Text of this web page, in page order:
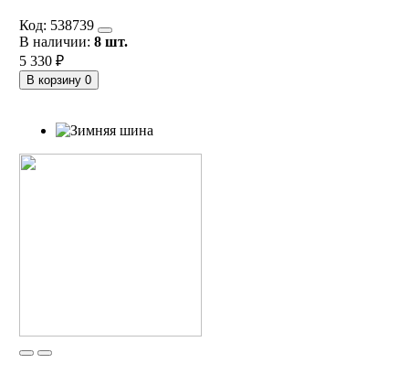
Код: 538739
В наличии: 8 шт.
5 330 ₽
В корзину 0